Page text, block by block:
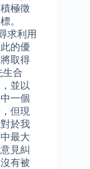
極徵
。
求利用
的優
取得
生合
並以
一個
但現
於我
最大
見糾
有被